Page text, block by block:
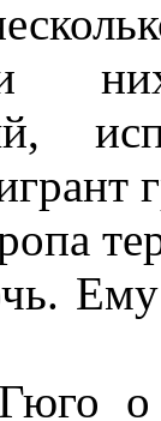
Ему
о